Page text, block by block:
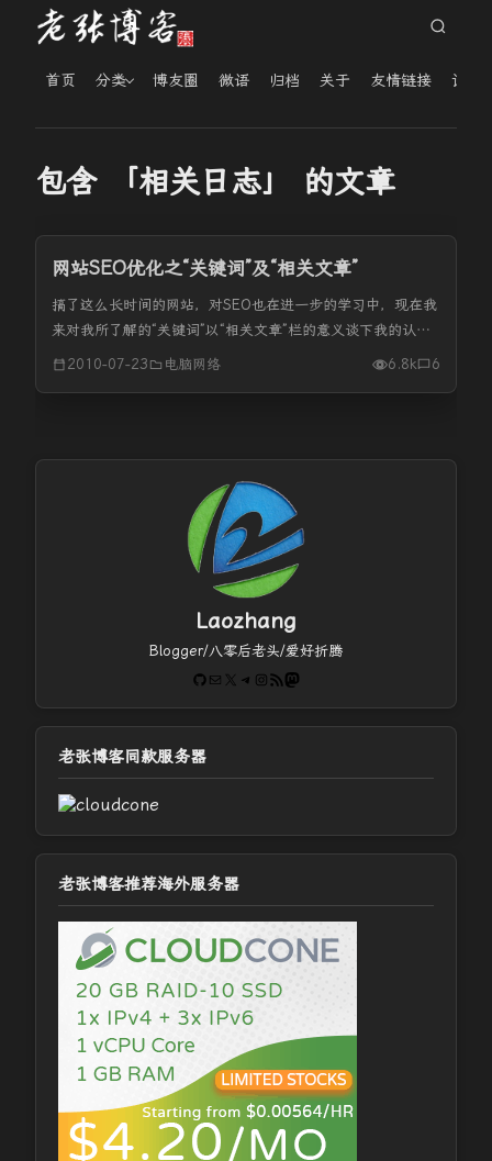
首页 分类 博友圈 微语 归档 关于 友情链接 读者
包含 「相关日志」 的文章
网站SEO优化之“关键词”及“相关文章”
搞了这么长时间的网站，对SEO也在进一步的学习中，现在我
来对我所了解的“关键词”以“相关文章”栏的意义谈下我的认
识。 一、文章关键词的选择 关键词的作用大家都一定比我清
2010-07-23 电脑网络 6.8k 6
Laozhang
Blogger/八零后老头/爱好折腾
GitHub
电子邮件 X Telegram
Instagram
RSS FeedMastodon
老张博客同款服务器
老张博客推荐海外服务器